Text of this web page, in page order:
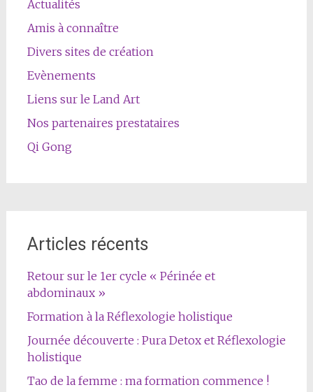
Actualités
Amis à connaître
Divers sites de création
Evènements
Liens sur le Land Art
Nos partenaires prestataires
Qi Gong
Articles récents
Retour sur le 1er cycle « Périnée et
abdominaux »
Formation à la Réflexologie holistique
Journée découverte : Pura Detox et Réflexologie
holistique
Tao de la femme : ma formation commence !